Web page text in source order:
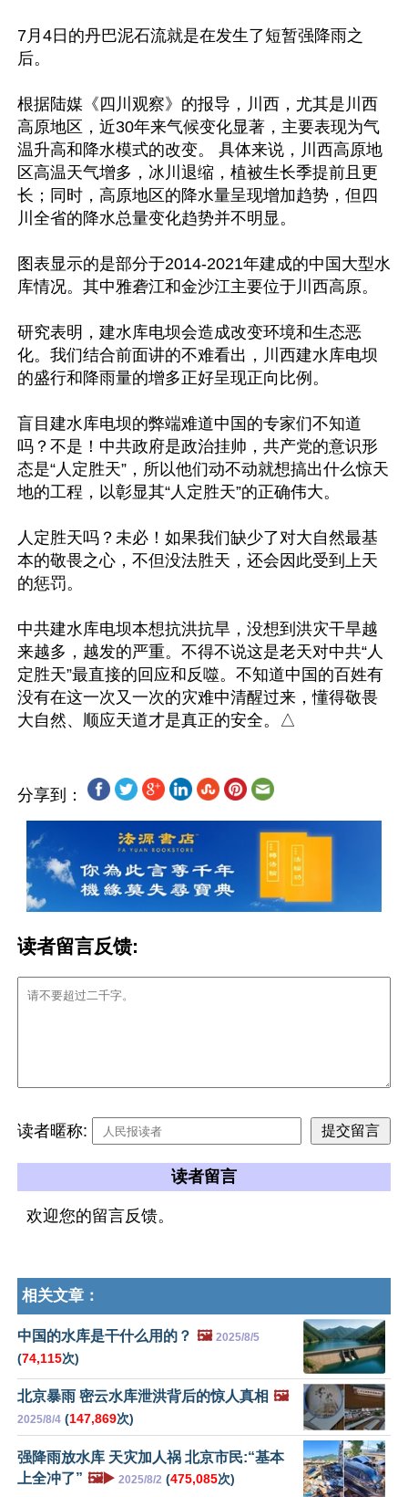
7月4日的丹巴泥石流就是在发生了短暂强降雨之
后。
根据陆媒《四川观察》的报导，川西，尤其是川西
高原地区，近30年来气候变化显著，主要表现为气
温升高和降水模式的改变。 具体来说，川西高原地
区高温天气增多，冰川退缩，植被生长季提前且更
长；同时，高原地区的降水量呈现增加趋势，但四
川全省的降水总量变化趋势并不明显。
图表显示的是部分于2014-2021年建成的中国大型水
库情况。其中雅砻江和金沙江主要位于川西高原。
研究表明，建水库电坝会造成改变环境和生态恶
化。我们结合前面讲的不难看出，川西建水库电坝
的盛行和降雨量的增多正好呈现正向比例。
盲目建水库电坝的弊端难道中国的专家们不知道
吗？不是！中共政府是政治挂帅，共产党的意识形
态是“人定胜天”，所以他们动不动就想搞出什么惊天
地的工程，以彰显其“人定胜天”的正确伟大。
人定胜天吗？未必！如果我们缺少了对大自然最基
本的敬畏之心，不但没法胜天，还会因此受到上天
的惩罚。
中共建水库电坝本想抗洪抗旱，没想到洪灾干旱越
来越多，越发的严重。不得不说这是老天对中共“人
定胜天”最直接的回应和反噬。不知道中国的百姓有
没有在这一次又一次的灾难中清醒过来，懂得敬畏
分享到：
读者留言反馈:
读者暱称:
读者留言
欢迎您的留言反馈。
相关文章：
中国的水库是干什么用的？ 🖼️ 2025/8/5
(74,115次)
北京暴雨 密云水库泄洪背后的惊人真相 🖼️
2025/8/4 (147,869次)
强降雨放水库 天灾加人祸 北京市民:“基本
上全冲了” 🖼️▶️ 2025/8/2 (475,085次)